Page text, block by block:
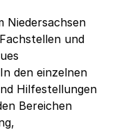
Niedersachsen
und
den einzelnen
Hilfestellungen
Bereichen